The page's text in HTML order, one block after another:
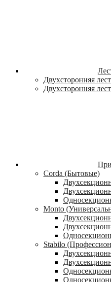
Двухсторонняя
Двухсторонняя
Corda (Бытовые)
Monto
Stabilo